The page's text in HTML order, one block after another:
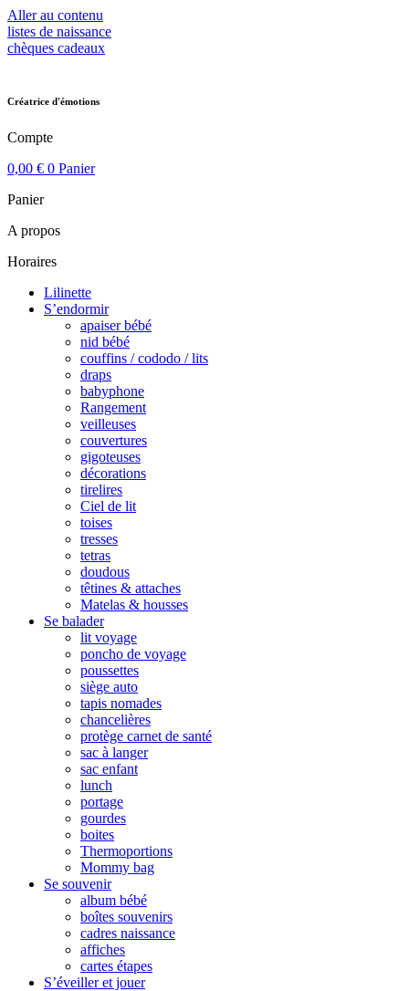
Aller au contenu
listes de naissance
chèques cadeaux
Créatrice d'émotions
Compte
0,00 € 0 Panier
Panier
A propos
Horaires
Lilinette
S’endormir
apaiser bébé
nid bébé
couffins / cododo / lits
draps
babyphone
Rangement
veilleuses
couvertures
gigoteuses
décorations
tirelires
Ciel de lit
toises
tresses
tetras
doudous
têtines & attaches
Matelas & housses
Se balader
lit voyage
poncho de voyage
poussettes
siège auto
tapis nomades
chancelières
protège carnet de santé
sac à langer
sac enfant
lunch
portage
gourdes
boites
Thermoportions
Mommy bag
Se souvenir
album bébé
boîtes souvenirs
cadres naissance
affiches
cartes étapes
S’éveiller et jouer